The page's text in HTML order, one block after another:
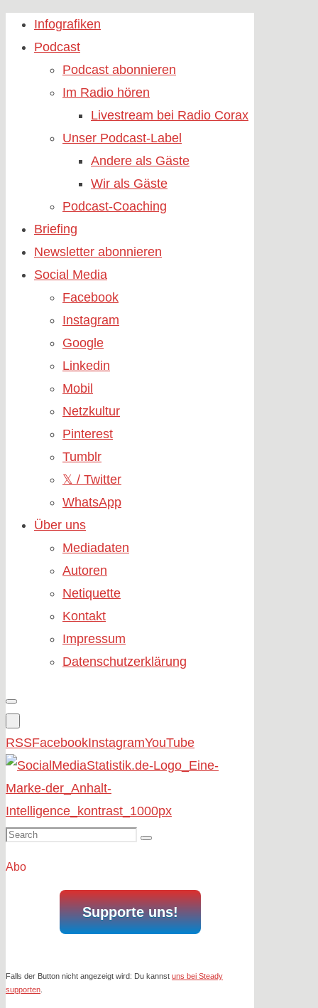
Skip
Infografiken
Podcast
Podcast abonnieren
Im Radio hören
Livestream bei Radio Corax
Unser Podcast-Label
Andere als Gäste
Wir als Gäste
Podcast-Coaching
Briefing
Newsletter abonnieren
Social Media
Facebook
Instagram
Google
Linkedin
Mobil
Netzkultur
Pinterest
Tumblr
𝕏 / Twitter
WhatsApp
Über uns
Mediadaten
Autoren
Netiquette
Kontakt
Impressum
Datenschutzerklärung
RSSFacebookInstagramYouTube
Search
Search
Abo
Supporte uns!
Falls der Button nicht angezeigt wird: Du kannst uns bei Steady
supporten